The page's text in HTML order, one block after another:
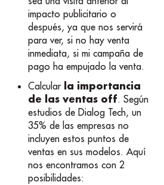
impacto publicitario o
después, ya que nos servirá
para ver, si no hay venta
inmediata, si mi campaña de
pago ha empujado la venta.
Calcular la importancia
de las ventas off. Según
estudios de Dialog Tech, un
35% de las empresas no
incluyen estos puntos de
ventas en sus modelos. Aquí
nos encontramos con 2
posibilidades: